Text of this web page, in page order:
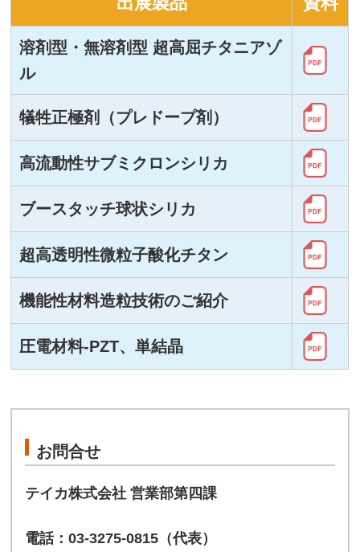
English
溶剤型・無溶剤型 超高屈チタニアゾ
ル
犠牲正極剤（プレドープ剤）
高流動性サブミクロンシリカ
ブースタッチ球状シリカ
超高透明性微粒子酸化チタン
機能性材料造粒技術のご紹介
圧電材料-PZT、単結晶
お問合せ
テイカ株式会社 営業部第四課
電話：03-3275-0815 （代表）